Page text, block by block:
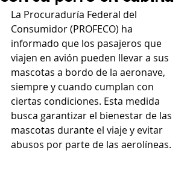
La Procuraduría Federal del
Consumidor (PROFECO) ha
informado que los pasajeros que
viajen en avión pueden llevar a sus
mascotas a bordo de la aeronave,
siempre y cuando cumplan con
ciertas condiciones. Esta medida
busca garantizar el bienestar de las
mascotas durante el viaje y evitar
abusos por parte de las aerolíneas.